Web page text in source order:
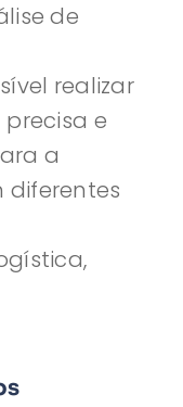
de
realizar
e
a
diferentes